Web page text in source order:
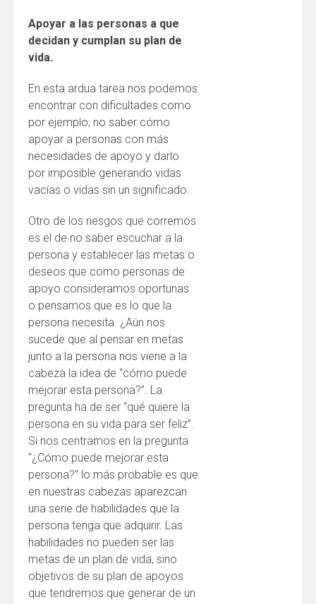
Apoyar a las personas a que
decidan y cumplan su plan de
vida.
En esta ardua tarea nos podemos
encontrar con dificultades como
por ejemplo; no saber cómo
apoyar a personas con más
necesidades de apoyo y darlo
por imposible generando vidas
vacías o vidas sin un significado.
Otro de los riesgos que corremos
es el de no saber escuchar a la
persona y establecer las metas o
deseos que como personas de
apoyo consideramos oportunas
o pensamos que es lo que la
persona necesita. ¿Aún nos
sucede que al pensar en metas
junto a la persona nos viene a la
cabeza la idea de “cómo puede
mejorar esta persona?”. La
pregunta ha de ser “qué quiere la
persona en su vida para ser feliz”.
Si nos centramos en la pregunta
“¿Cómo puede mejorar esta
persona?” lo más probable es que
en nuestras cabezas aparezcan
una serie de habilidades que la
persona tenga que adquirir. Las
habilidades no pueden ser las
metas de un plan de vida, sino
objetivos de su plan de apoyos
que tendremos que generar de un